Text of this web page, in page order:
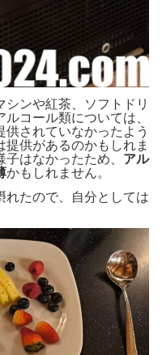
シンや紅茶、ソフトドリ
コール類については、
されていなかったよう
供があるのかもしれま
はなかったため、 アル
かもしれません。
れたので、自分としては